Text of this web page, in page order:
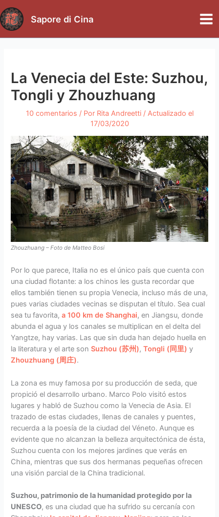
al
contenido
Sapore di Cina
La Venecia del Este: Suzhou,
Tongli y Zhouzhuang
10 comentarios / Por Rita Andreetti / Actualizado el
17/03/2020
Zhouzhuang – Foto de Matteo Bosi
Por lo que parece, Italia no es el único país que cuenta con
una ciudad flotante: a los chinos les gusta recordar que
ellos también tienen su propia Venecia, incluso más de una,
pues varias ciudades vecinas se disputan el título. Sea cual
sea tu favorita,a 100 km de Shanghai, en Jiangsu, donde
abunda el agua y los canales se multiplican en el delta del
Yangtze, hay varias. Las que sin duda han dejado huella en
la literatura y el arte sonSuzhou (苏州),Tongli (同里) y
Zhouzhuang (周庄).
La zona es muy famosa por su producción de seda, que
propició el desarrollo urbano. Marco Polo visitó estos
lugares y habló de Suzhou como la Venecia de Asia. El
trazado de estas ciudades, llenas de canales y puentes,
recuerda a la poesía de la ciudad del Véneto. Aunque es
evidente que no alcanzan la belleza arquitectónica de ésta,
Suzhou cuenta con los mejores jardines que verás en
China, mientras que sus dos hermanas pequeñas ofrecen
una visión parcial de la China tradicional.
Suzhou, patrimonio de la humanidad protegido por la
UNESCO, es una ciudad que ha sufrido su cercanía con